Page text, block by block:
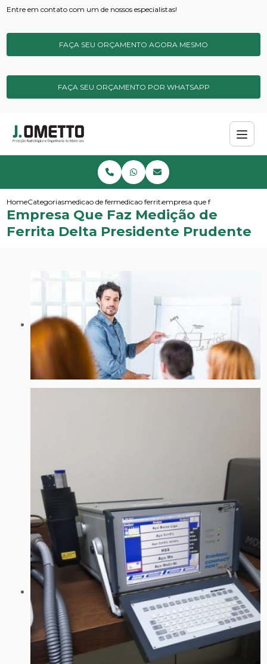
Entre em contato com um de nossos especialistas!
FAÇA SEU ORÇAMENTO AGORA MESMO
FAÇA SEU ORÇAMENTO POR WHATSAPP
HomeCategoriasmedicao de ferritamedicao ferrita de campoempresa que faz medicao de
Empresa Que Faz Medição de
Ferrita Delta Presidente Prudente